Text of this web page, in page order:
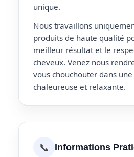
unique.
Nous travaillons
produits de haute qualité
meilleur résultat et le
cheveux. Venez nous
vous chouchouter dans
chaleureuse et relaxante.
📞 Informations